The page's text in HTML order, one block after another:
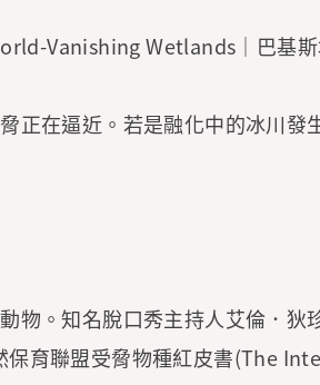
Vanishing Wetlands｜巴基
正在逼近。若是融化中的冰川發
物。知名脫口秀主持人艾倫．狄
保育聯盟受脅物種紅皮書(The